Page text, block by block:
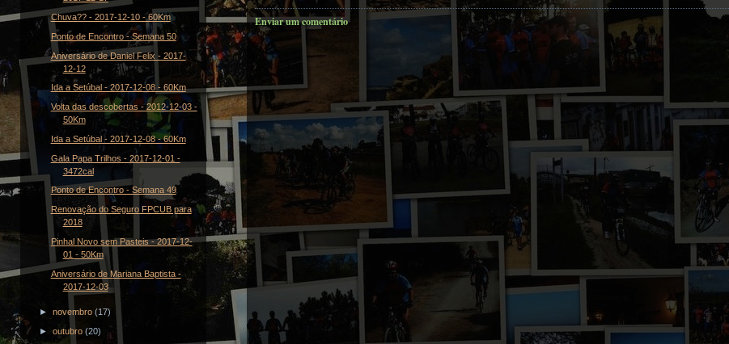
Chuva?? - 2017-12-10 - 60Km
Ponto de Encontro - Semana 50
Aniversário de Daniel Felix - 2017-
12-12
Ida a Setúbal - 2017-12-08 - 60Km
Volta das descobertas - 2012-12-03 -
50Km
Ida a Setúbal - 2017-12-08 - 60Km
Gala Papa Trilhos - 2017-12-01 -
3472cal
Ponto de Encontro - Semana 49
Renovação do Seguro FPCUB para
2018
Pinhal Novo sem Pasteis - 2017-12-
01 - 50Km
Aniversário de Mariana Baptista -
2017-12-03
►novembro(17)
►outubro(20)
Enviar um comentário